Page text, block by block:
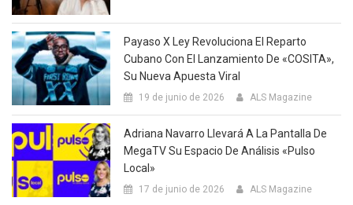
Payaso X Ley Revoluciona El Reparto
Cubano Con El Lanzamiento De «COSITA»,
Su Nueva Apuesta Viral
19 de junio de 2026 ALS Magazine
Adriana Navarro Llevará A La Pantalla De
MegaTV Su Espacio De Análisis «Pulso
Local»
17 de junio de 2026 ALS Magazine